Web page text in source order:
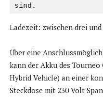
sind.
Ladezeit: zwischen drei
Über eine
kann der Akku des Tourneo
Hybrid Vehicle) an einer
Steckdose mit 230 Volt